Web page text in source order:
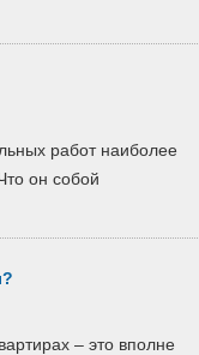
работ наиболее
он собой
– это вполне